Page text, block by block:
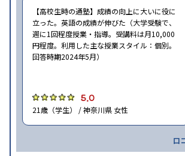
【高校生時の通塾】成績の向上に大いに役に
立った。英語の成績が伸びた（大学受験で、
週に1回程度授業・指導。受講料は月10,000
円程度。利用した主な授業スタイル：個別。
回答時期2024年5月）
5.0
21歳（学生） / 神奈川県 女性
口